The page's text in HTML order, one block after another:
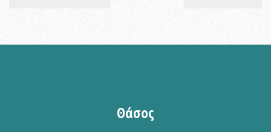
Θάσος